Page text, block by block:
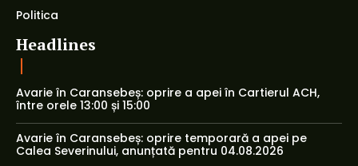
Politica
Headlines
Avarie în Caransebeș: oprire a apei în Cartierul ACH,
între orele 13:00 și 15:00
Avarie în Caransebeș: oprire temporară a apei pe
Calea Severinului, anunțată pentru 04.08.2026